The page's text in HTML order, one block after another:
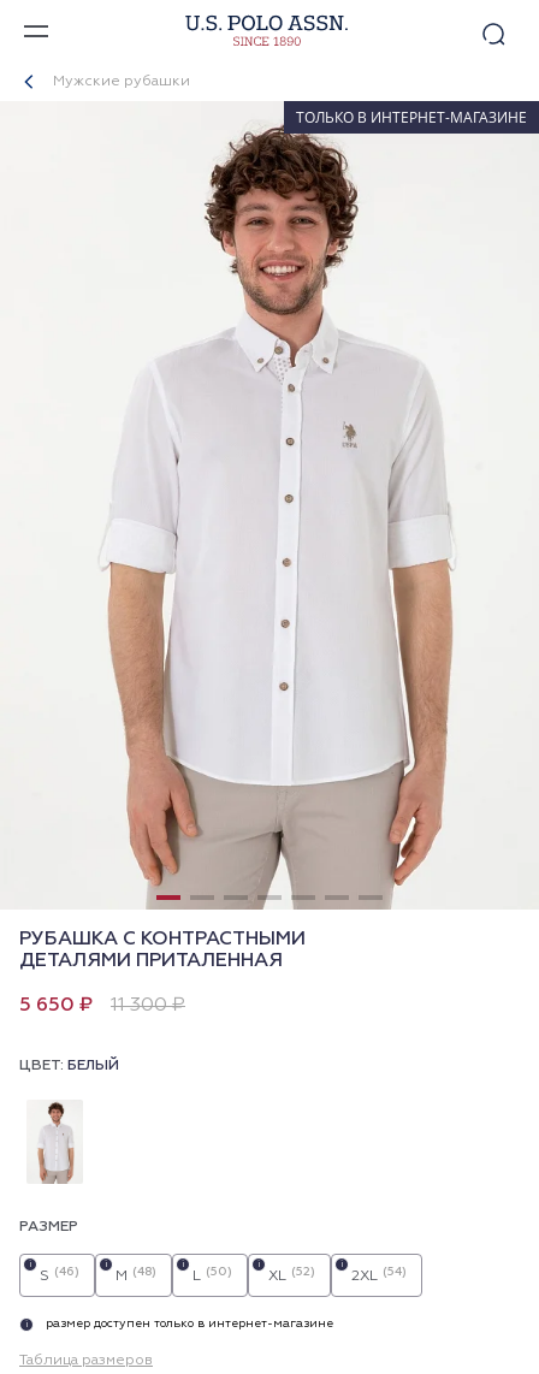
Мужские рубашки
ТОЛЬКО В ИНТЕРНЕТ-МАГАЗИНЕ
РУБАШКА С КОНТРАСТНЫМИ
ДЕТАЛЯМИ ПРИТАЛЕННАЯ
5 650 ₽ 11 300 ₽
ЦВЕТ: БЕЛЫЙ
РАЗМЕР
S (46)
i
M (48)
i
L (50)
i
XL (52)
i
2XL (54)
i
i размер доступен только в интернет-магазине
Таблица размеров